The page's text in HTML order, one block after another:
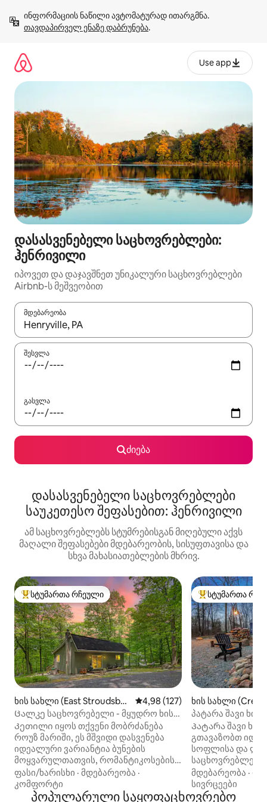
გადასვლა
თავდაპირველ ენაზე დაბრუნება.
Use app
დასასვენებელი საცხოვრებლები:
ჰენრივილი
იპოვეთ და დაჯავშნეთ უნიკალური საცხოვრებლები
Airbnb-ს მეშვეობით
მდებარეობა
როცა შედეგები ხელმისაწვდომი გახდება, ნავიგაციისთვის
შესვლა
გასვლა
ძიება
დასასვენებელი საცხოვრებლები
საუკეთესო შეფასებით: ჰენრივილი
ამ საცხოვრებლებს სტუმრებისგან მიღებული აქვს
მაღალი შეფასებები მდებარეობის, სისუფთავისა და
სხვა მახასიათებლების მხრივ.
სტუმართა რჩეული მოწინავე ვარიანტი
სტუმართა რჩეული
ხის სახლი (East Stroudsbur
g)
საშუალო შეფასებაა 5‑დან
4,98 (127)
Ცალკე საცხოვრებელი - მყუდრო ხის
სახლი ტყეში
Კეთილი იყოს თქვენი მობრძანება
როუზ მარიში, ეს მშვიდი დასვენება
იდეალური ვარიანტია ბუნების
მოყვარულთათვის, რომანტიკოსებისა
და მცირე ოჯახებისთვის. Ეს ყოფილი
სანადირო ხის სახლი მთლიანად
გადაკეთდა თანამედროვე
ფასი/ხარისხი · მდებარეობა ·
კომფორტი
სტუმართა
სტუმართა
ხის სახლი
პატარა შავი ხის
ჰიდრომასაჟიანი
Პატარა შავი ხის
გთავაზობთ
სოფლისა და
საცხოვრებლებს
გადავაკეთეთ ეს
რომ შეგვექმნა
შეგიძლიათ
მდებარეობა ·
სივრცეები
პოპულარული საყოფაცხოვრებო